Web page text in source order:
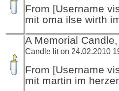
From [Username
mit oma ilse wirth
A Memorial Candle,
Candle lit on 24.02.2010
From [Username
mit martin im